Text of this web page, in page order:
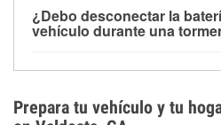
días después de la
para aplicaciones de ciclo
selladas, resistentes a las
¿Debo desconectar la
vehículo durante una
los daños por inundación.
preparar opciones de carga
Prepara tu vehículo y tu